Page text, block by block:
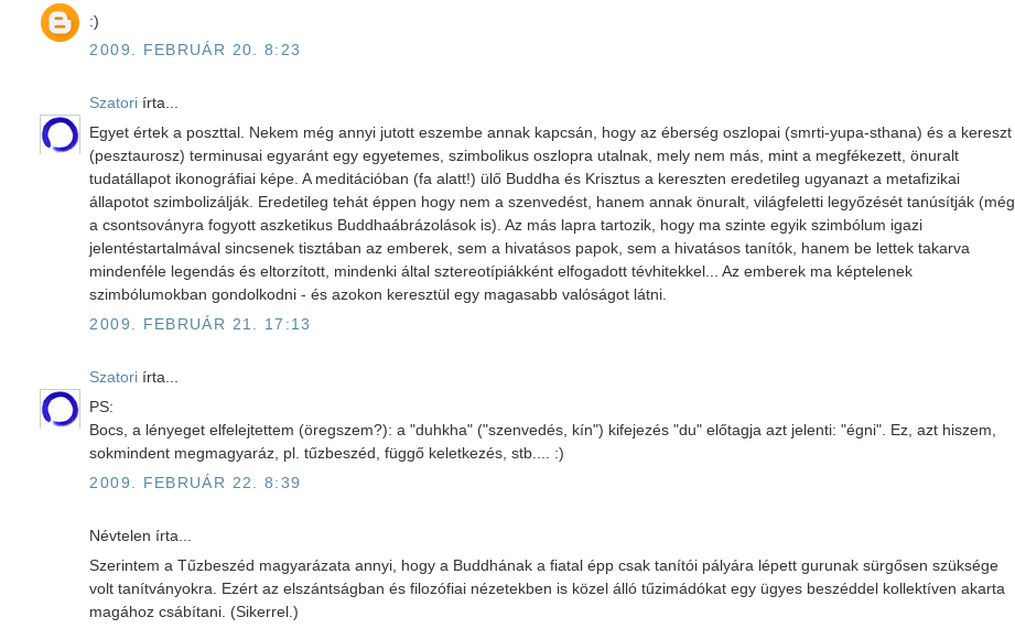
:)
2009. FEBRUÁR 20. 8:23
Szatori írta...
Egyet értek a poszttal. Nekem még annyi jutott eszembe annak kapcsán, hogy az éberség oszlopai (smrti-yupa-sthana) és a kereszt
(pesztaurosz) terminusai egyaránt egy egyetemes, szimbolikus oszlopra utalnak, mely nem más, mint a megfékezett, önuralt
tudatállapot ikonográfiai képe. A meditációban (fa alatt!) ülő Buddha és Krisztus a kereszten eredetileg ugyanazt a metafizikai
állapotot szimbolizálják. Eredetileg tehát éppen hogy nem a szenvedést, hanem annak önuralt, világfeletti legyőzését tanúsítják (még
a csontsoványra fogyott aszketikus Buddhaábrázolások is). Az más lapra tartozik, hogy ma szinte egyik szimbólum igazi
jelentéstartalmával sincsenek tisztában az emberek, sem a hivatásos papok, sem a hivatásos tanítók, hanem be lettek takarva
mindenféle legendás és eltorzított, mindenki által sztereotípiákként elfogadott tévhitekkel... Az emberek ma képtelenek
szimbólumokban gondolkodni - és azokon keresztül egy magasabb valóságot látni.
2009. FEBRUÁR 21. 17:13
Szatori írta...
PS:
Bocs, a lényeget elfelejtettem (öregszem?): a "duhkha" ("szenvedés, kín") kifejezés "du" előtagja azt jelenti: "égni". Ez, azt hiszem,
sokmindent megmagyaráz, pl. tűzbeszéd, függő keletkezés, stb.... :)
2009. FEBRUÁR 22. 8:39
Névtelen írta...
Szerintem a Tűzbeszéd magyarázata annyi, hogy a Buddhának a fiatal épp csak tanítói pályára lépett gurunak sürgősen szüksége
volt tanítványokra. Ezért az elszántságban és filozófiai nézetekben is közel álló tűzimádókat egy ügyes beszéddel kollektíven akarta
magához csábítani. (Sikerrel.)